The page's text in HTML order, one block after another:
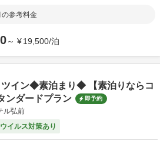
参考料金
～ ¥19,500/泊
ツイン◆素泊まり◆ 【素泊りならコ
ンダードプラン
即予約
ル弘前
イルス対策あり